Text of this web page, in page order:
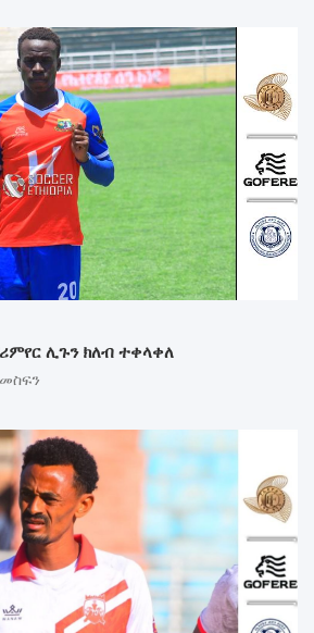
ሊጉን ክለብ ተቀላቀለ